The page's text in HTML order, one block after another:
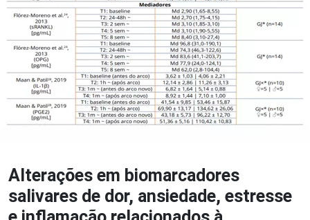
Alterações em biomarcadores
salivares de dor, ansiedade, estresse